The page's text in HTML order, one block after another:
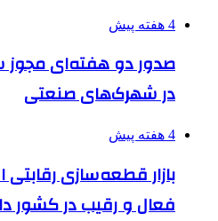
4 هفته پیش
صدور دو هفته‌ای مجوز
در شهرک‌های صنعتی
4 هفته پیش
فعال و رقیب در کشور